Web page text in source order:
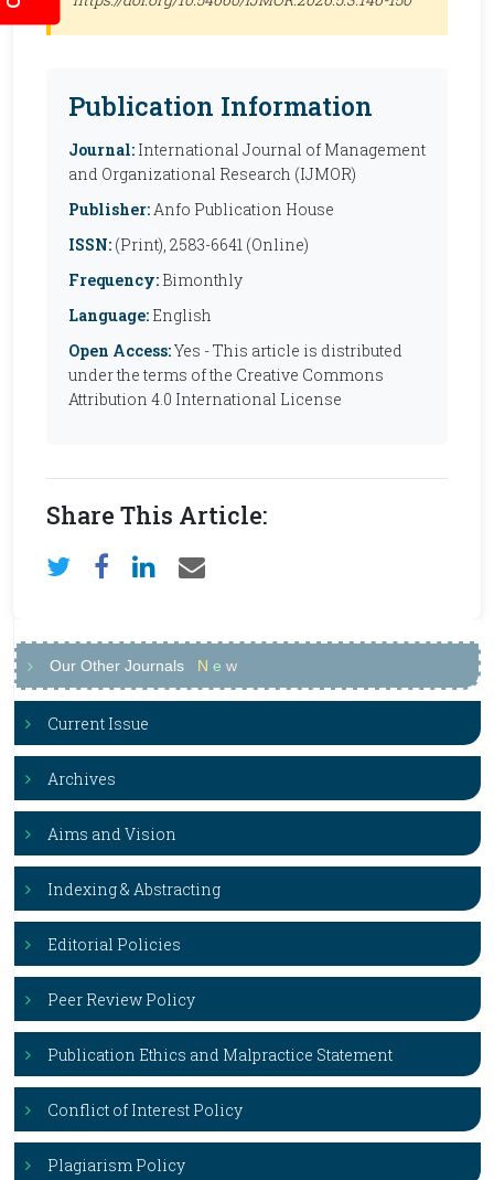
Publication Information
Journal: International Journal of Management
and Organizational Research (IJMOR)
Publisher:Anfo Publication House
ISSN: (Print), 2583-6641 (Online)
Frequency: Bimonthly
Language: English
Open Access:Yes - This article is distributed
under the terms of the Creative Commons
Attribution 4.0 International License
Share This Article:
Our Other Journals N e w
Current Issue
Archives
Aims and Vision
Indexing & Abstracting
Editorial Policies
Peer Review Policy
Publication Ethics and Malpractice Statement
Conflict of Interest Policy
Plagiarism Policy